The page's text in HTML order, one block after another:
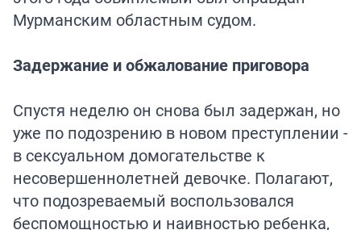
Мурманским областным судом.
Задержание и обжалование приговора
Спустя неделю он снова был задержан, но
уже по подозрению в новом преступлении -
в сексуальном домогательстве к
несовершеннолетней девочке. Полагают,
что подозреваемый воспользовался
беспомощностью и наивностью ребенка,